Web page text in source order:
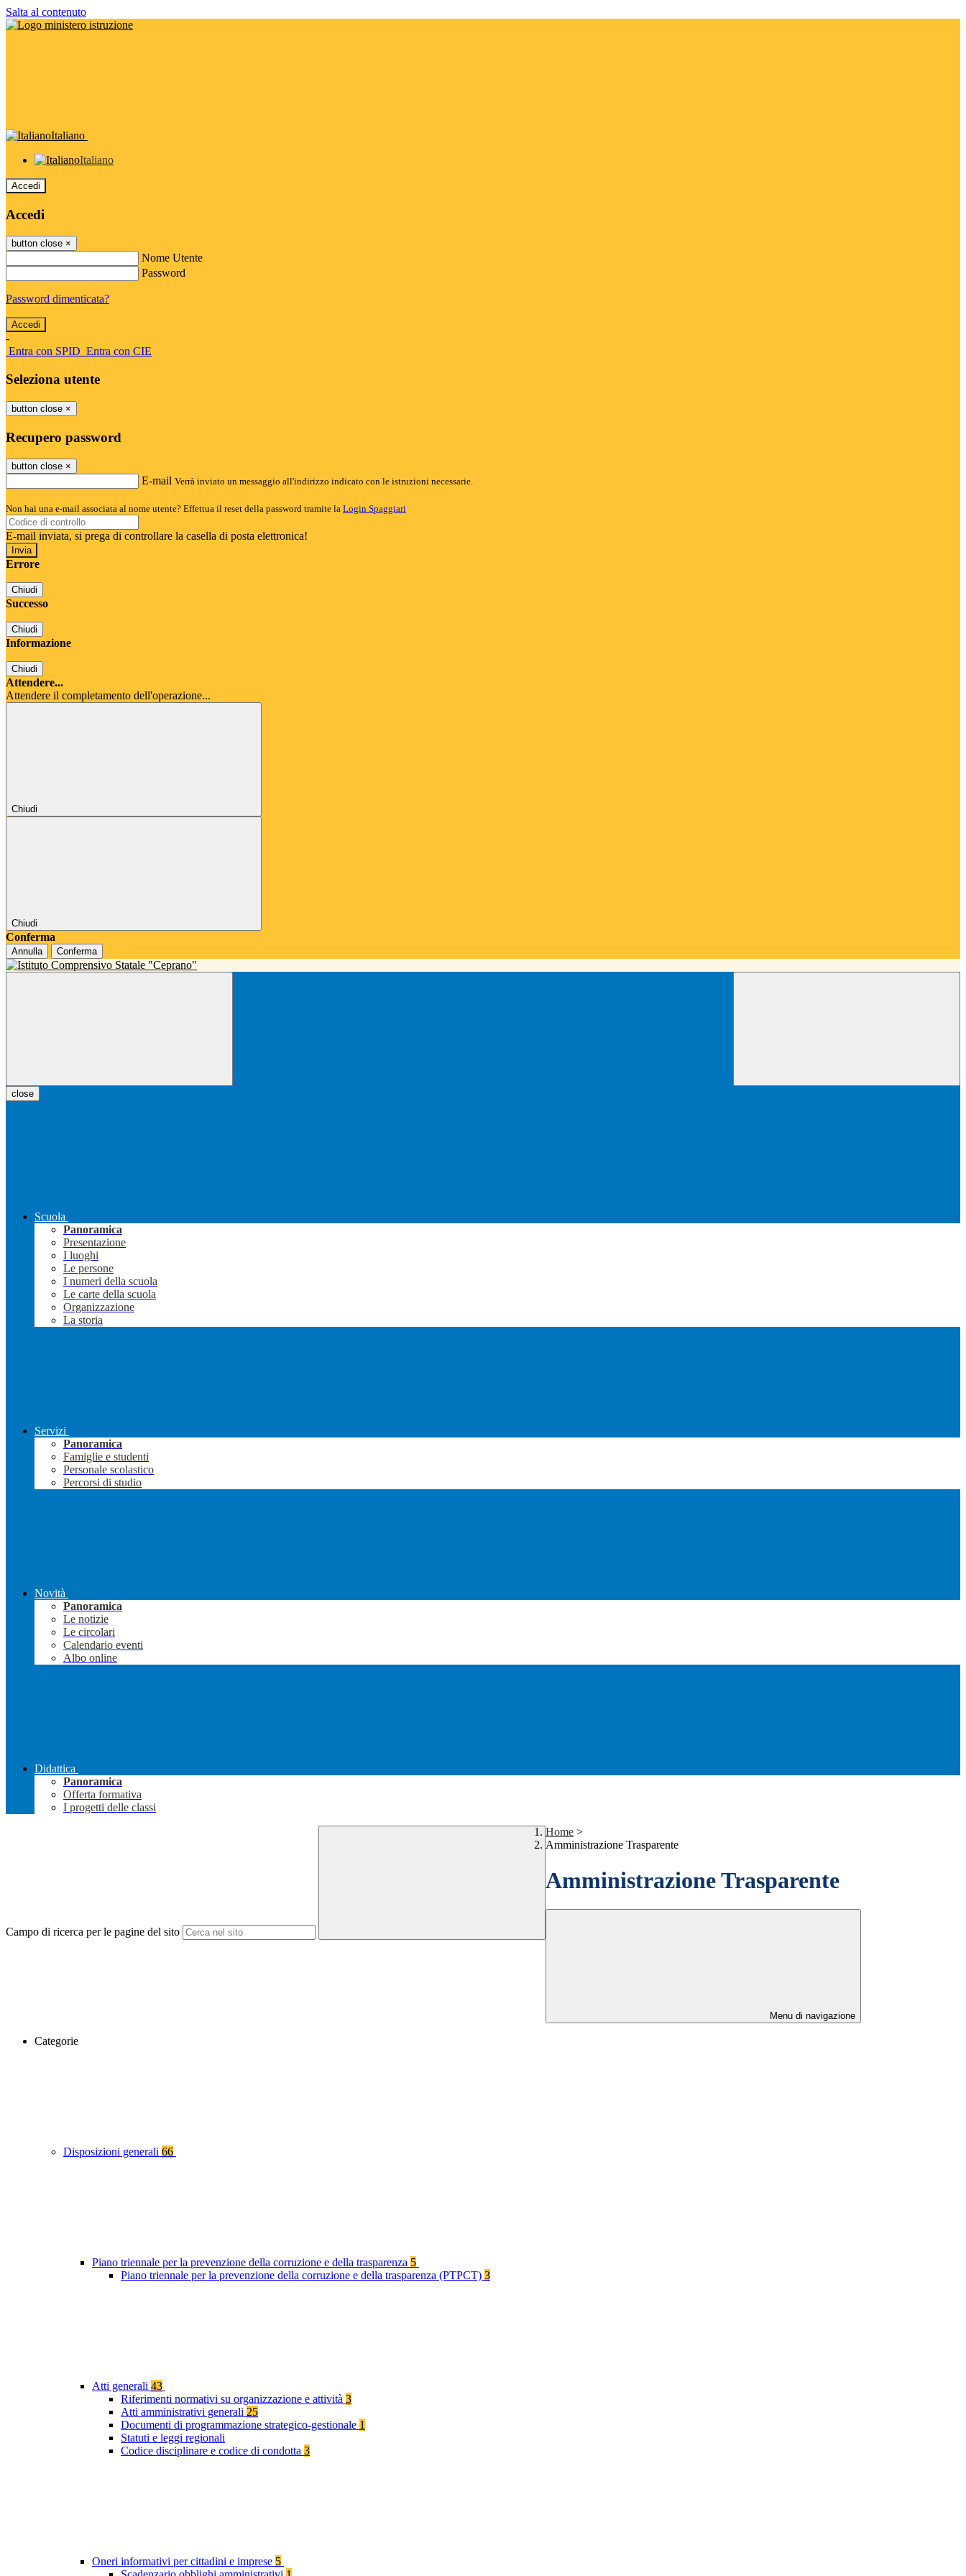
Salta al contenuto
Italiano
Italiano
Accedi
Accedi
button close ×
Nome Utente
Password
Password dimenticata?
-
Entra con SPID Entra con CIE
Seleziona utente
button close ×
Recupero password
button close ×
E-mail Verrà inviato un messaggio all'indirizzo indicato con le istruzioni necessarie.
Non hai una e-mail associata al nome utente? Effettua il reset della password tramite la Login Spaggiari
E-mail inviata, si prega di controllare la casella di posta elettronica!
Errore
Chiudi
Successo
Chiudi
Informazione
Chiudi
Attendere...
Attendere il completamento dell'operazione...
Chiudi
Chiudi
Conferma
Annulla Conferma
close
Scuola
Panoramica
Presentazione
I luoghi
Le persone
I numeri della scuola
Le carte della scuola
Organizzazione
La storia
Servizi
Panoramica
Famiglie e studenti
Personale scolastico
Percorsi di studio
Novità
Panoramica
Le notizie
Le circolari
Calendario eventi
Albo online
Didattica
Panoramica
Offerta formativa
I progetti delle classi
Campo di ricerca per le pagine del sito
Home >
Amministrazione Trasparente
Amministrazione Trasparente
Menu di navigazione
Categorie
Disposizioni generali 66
Piano triennale per la prevenzione della corruzione e della trasparenza 5
Piano triennale per la prevenzione della corruzione e della trasparenza (PTPCT) 3
Atti generali 43
Riferimenti normativi su organizzazione e attività 3
Atti amministrativi generali 25
Documenti di programmazione strategico-gestionale 1
Statuti e leggi regionali
Codice disciplinare e codice di condotta 3
Oneri informativi per cittadini e imprese 5